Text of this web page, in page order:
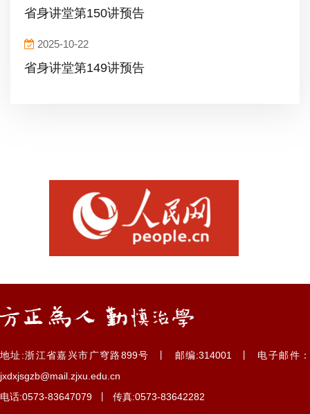
省身讲堂第150讲预告
2025-10-22
省身讲堂第149讲预告
地址:浙江省嘉兴市广穹路899号 丨 邮编:314001 丨 电子邮件：
jxdxjsgzb@mail.zjxu.edu.cn
电话:0573-83647079 丨 传真:0573-83642282